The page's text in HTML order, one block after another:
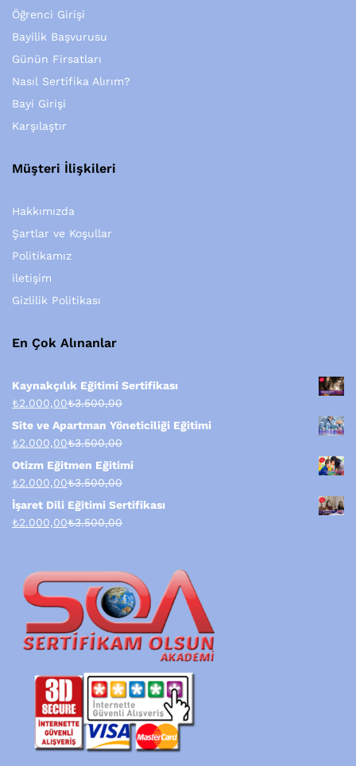
Öğrenci Girişi
Bayilik Başvurusu
Günün Firsatları
Nasıl Sertifika Alırım?
Bayi Girişi
Karşılaştır
Müşteri İlişkileri
Hakkımızda
Şartlar ve Koşullar
Politikamız
iletişim
Gizlilik Politikası
En Çok Alınanlar
Kaynakçılık Eğitimi Sertifikası
₺2.000,00₺3.500,00
Site ve Apartman Yöneticiliği Eğitimi
₺2.000,00₺3.500,00
Otizm Eğitmen Eğitimi
₺2.000,00₺3.500,00
İşaret Dili Eğitimi Sertifikası
₺2.000,00₺3.500,00